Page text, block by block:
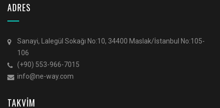
ADRES
Sanayi, Lalegül Sokağı No:10, 34400 Maslak/İstanbul No:105-
106
(+90) 553-966-7015
info@ne-way.com
TAKVİM